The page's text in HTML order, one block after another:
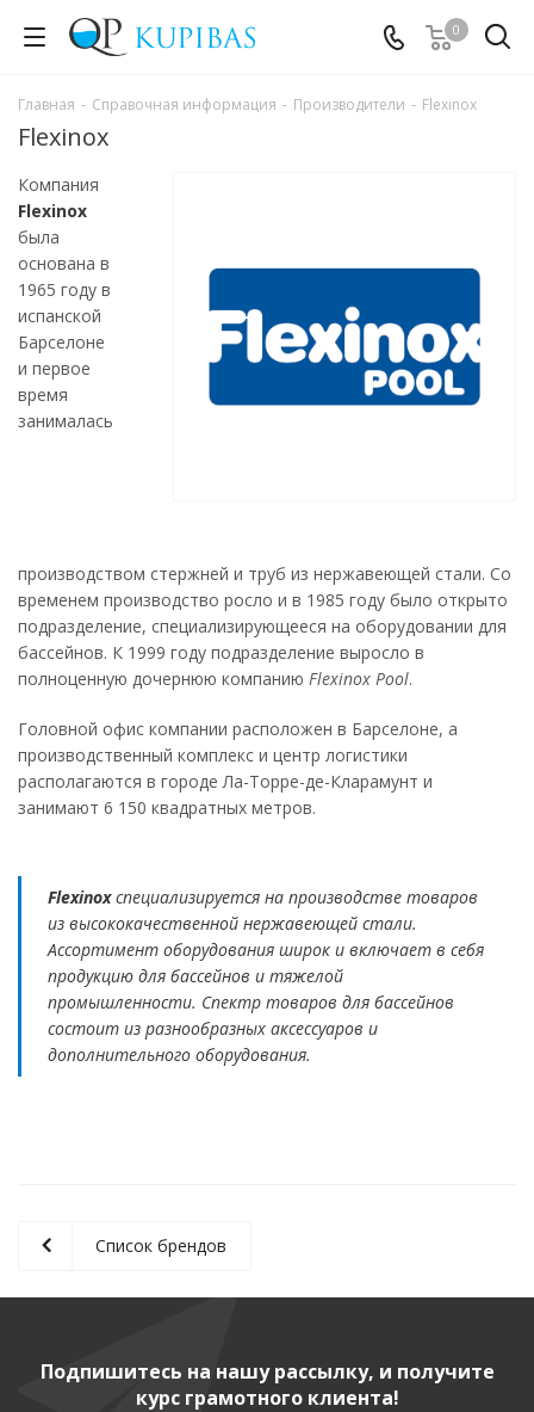
0
Главная - Справочная информация - Производители - Flexinox
Flexinox
Компания
Flexinox
была
основана в
1965 году в
испанской
Барселоне
и первое
время
занималась
производством стержней и труб из нержавеющей стали. Со
временем производство росло и в 1985 году было открыто
подразделение, специализирующееся на оборудовании для
бассейнов. К 1999 году подразделение выросло в
полноценную дочернюю компанию Flexinox Pool.
Головной офис компании расположен в Барселоне, а
производственный комплекс и центр логистики
располагаются в городе Ла-Торре-де-Кларамунт и
занимают 6 150 квадратных метров.
Flexinoxспециализируется на производстве товаров
из высококачественной нержавеющей стали.
Ассортимент оборудования широк и включает в себя
продукцию для бассейнов и тяжелой
промышленности. Спектр товаров для бассейнов
состоит из разнообразных аксессуаров и
дополнительного оборудования.
Список брендов
Подпишитесь на нашу рассылку, и получите
курс грамотного клиента!